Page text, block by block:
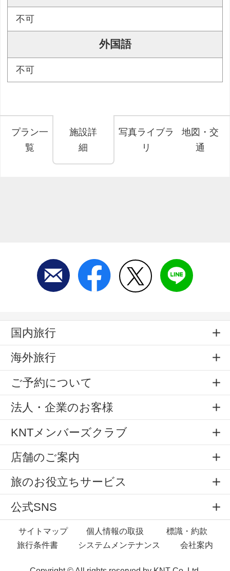
不可
外国語
不可
プラン一
覧
施設詳
細
写真ライブラ
リ
地図・交
通
国内旅行
海外旅行
ご予約について
法人・企業のお客様
KNTメンバーズクラブ
店舗のご案内
旅のお役立ちサービス
公式SNS
サイトマップ 個人情報の取扱
標識・約款
旅行条件書
システムメンテナンス 会社案内